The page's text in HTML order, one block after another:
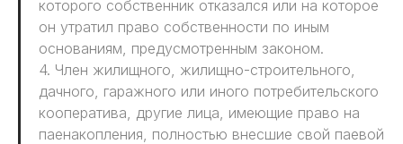
которого собственник отказался или на которое
он утратил право собственности по иным
основаниям, предусмотренным законом.
4. Член жилищного, жилищно-строительного,
дачного, гаражного или иного потребительского
кооператива, другие лица, имеющие право на
паенакопления, полностью внесшие свой паевой